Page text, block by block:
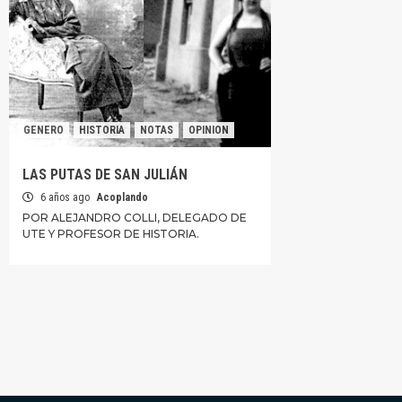
GENERO HISTORIA NOTAS OPINION
LAS PUTAS DE SAN JULIÁN
6 años ago Acoplando
POR ALEJANDRO COLLI, DELEGADO DE
UTE Y PROFESOR DE HISTORIA.